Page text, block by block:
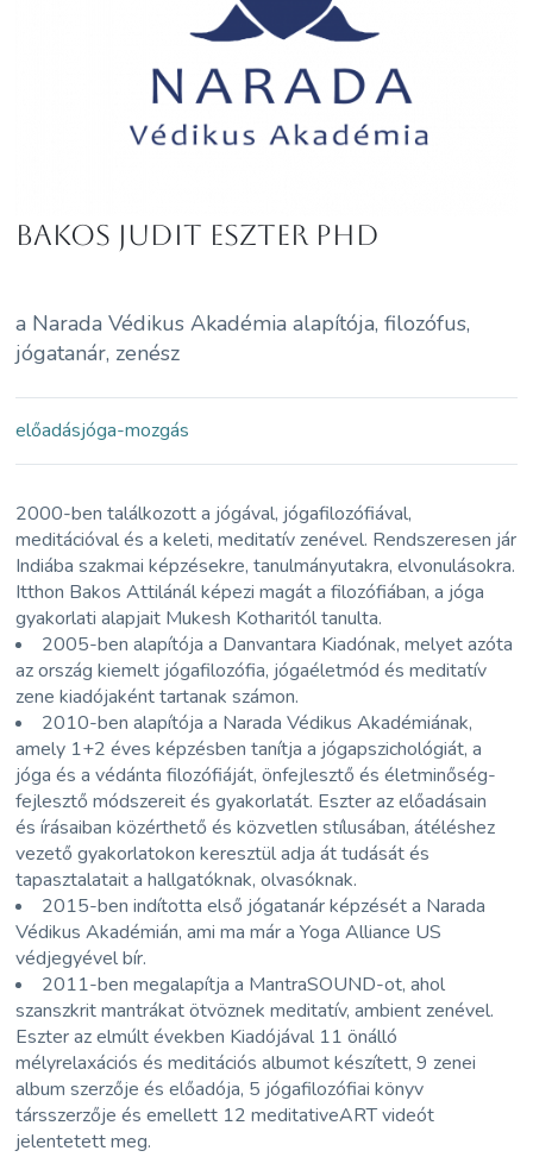
Bakos Judit Eszter PhD
a Narada Védikus Akadémia alapítója, filozófus,
jógatanár, zenész
előadásjóga-mozgás
2000-ben találkozott a jógával, jógafilozófiával,
meditációval és a keleti, meditatív zenével. Rendszeresen jár
Indiába szakmai képzésekre, tanulmányutakra, elvonulásokra.
Itthon Bakos Attilánál képezi magát a filozófiában, a jóga
gyakorlati alapjait Mukesh Kotharitól tanulta.
2005-ben alapítója a Danvantara Kiadónak, melyet azóta
az ország kiemelt jógafilozófia, jógaéletmód és meditatív
zene kiadójaként tartanak számon.
2010-ben alapítója a Narada Védikus Akadémiának,
amely 1+2 éves képzésben tanítja a jógapszichológiát, a
jóga és a védánta filozófiáját, önfejlesztő és életminőség-
fejlesztő módszereit és gyakorlatát. Eszter az előadásain
és írásaiban közérthető és közvetlen stílusában, átéléshez
vezető gyakorlatokon keresztül adja át tudását és
tapasztalatait a hallgatóknak, olvasóknak.
2015-ben indította első jógatanár képzését a Narada
Védikus Akadémián, ami ma már a Yoga Alliance US
védjegyével bír.
2011-ben megalapítja a MantraSOUND-ot, ahol
szanszkrit mantrákat ötvöznek meditatív, ambient zenével.
Eszter az elmúlt években Kiadójával 11 önálló
mélyrelaxációs és meditációs albumot készített, 9 zenei
album szerzője és előadója, 5 jógafilozófiai könyv
társszerzője és emellett 12 meditativeART videót
jelentetett meg.